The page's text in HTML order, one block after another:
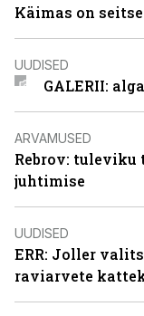
Käimas on
UUDISED
GALERII:
ARVAMUSED
Rebrov:
juhtimise
UUDISED
ERR: Joller
raviarvete